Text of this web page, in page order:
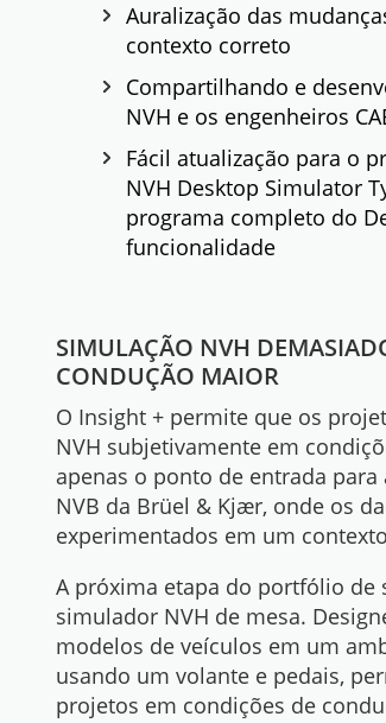
Auralização das
contexto correto
Compartilhando e
NVH e os engenheiros
Fácil atualização para o
NVH Desktop Simulator
programa completo do
funcionalidade
SIMULAÇÃO NVH
CONDUÇÃO MAIOR
O Insight + permite que os
NVH subjetivamente em
apenas o ponto de entrada
NVB da Brüel & Kjær, onde os
experimentados em um
A próxima etapa do portfólio
simulador NVH de mesa.
modelos de veículos em um
usando um volante e pedais,
projetos em condições de